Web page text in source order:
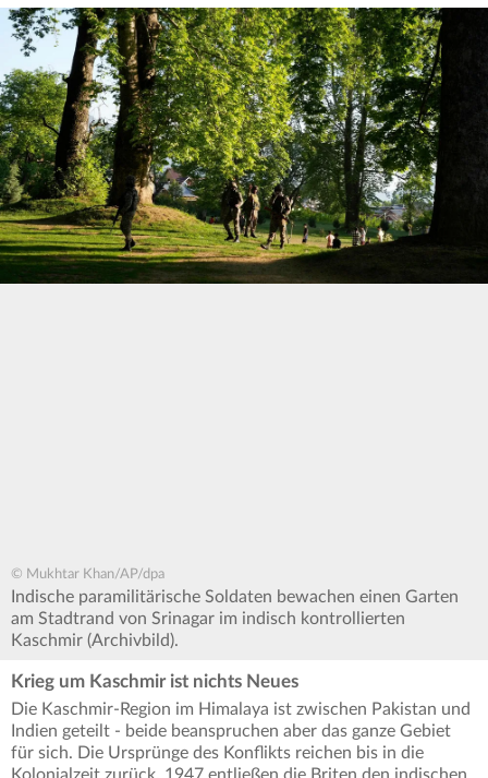
© Mukhtar Khan/AP/dpa
Indische paramilitärische Soldaten bewachen einen Garten
am Stadtrand von Srinagar im indisch kontrollierten
Kaschmir (Archivbild).
Krieg um Kaschmir ist nichts Neues
Die Kaschmir-Region im Himalaya ist zwischen Pakistan und
Indien geteilt - beide beanspruchen aber das ganze Gebiet
für sich. Die Ursprünge des Konflikts reichen bis in die